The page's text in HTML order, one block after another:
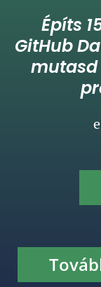
Építs
GitHub
mutasd